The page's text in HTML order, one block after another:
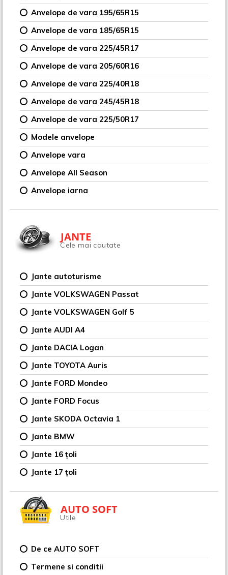
Anvelope de vara 195/65R15
Anvelope de vara 185/65R15
Anvelope de vara 225/45R17
Anvelope de vara 205/60R16
Anvelope de vara 225/40R18
Anvelope de vara 245/45R18
Anvelope de vara 225/50R17
Modele anvelope
Anvelope vara
Anvelope All Season
Anvelope iarna
JANTE
Cele mai cautate
Jante autoturisme
Jante VOLKSWAGEN Passat
Jante VOLKSWAGEN Golf 5
Jante AUDI A4
Jante DACIA Logan
Jante TOYOTA Auris
Jante FORD Mondeo
Jante FORD Focus
Jante SKODA Octavia 1
Jante BMW
Jante 16 țoli
Jante 17 țoli
AUTO SOFT
Utile
De ce AUTO SOFT
Termene si conditii